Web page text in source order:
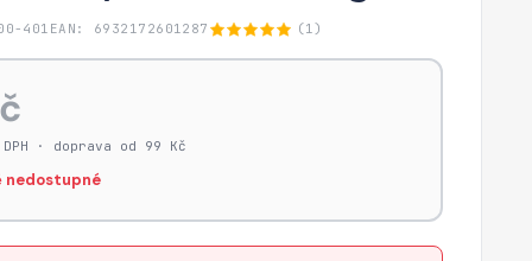
401 EAN: 6932172601287 (1)
· doprava od 99 Kč
nedostupné